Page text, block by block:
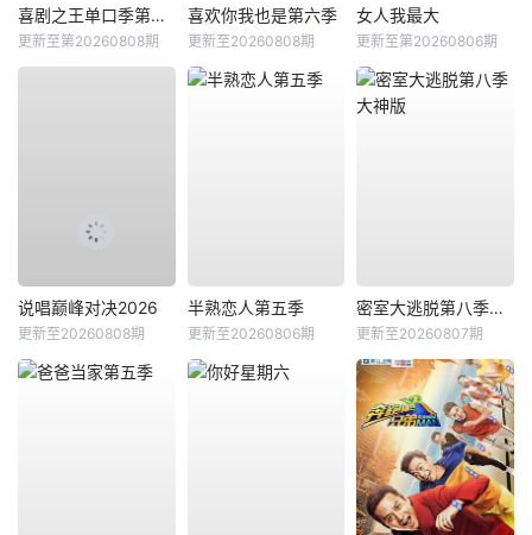
喜剧之王单口季第三季
更新至第20260808期
喜欢你我也是第六季
更新至20260808期
女人我最大
更新至第20260806期
说唱巅峰对决2026
更新至20260808期
半熟恋人第五季
更新至20260806期
密室大逃脱第八季大神版
更新至20260807期